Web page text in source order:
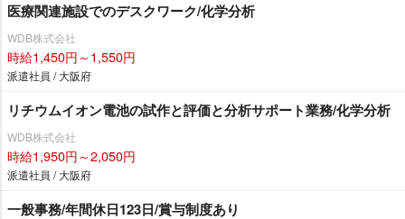
医療関連施設でのデスクワーク/化学分析
WDB株式会社
時給1,450円～1,550円
派遣社員 / 大阪府
リチウムイオン電池の試作と評価と分析サポート業務/化学分析
WDB株式会社
時給1,950円～2,050円
派遣社員 / 大阪府
一般事務/年間休日123日/賞与制度あり